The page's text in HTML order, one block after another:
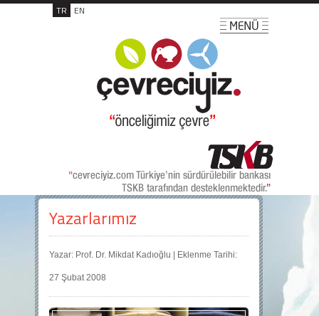
TR EN
Yazarlarımız
Yazar: Prof. Dr. Mikdat Kadıoğlu | Eklenme Tarihi:
27 Şubat 2008